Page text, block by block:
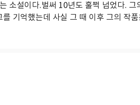
소설이다.벌써 10년도 훌쩍 넘었다. 그
기억했는데 사실 그 때 이후 그의 작